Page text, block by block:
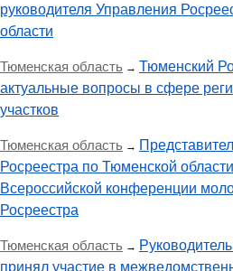
руководителя Управления
области
Тюменская область → Тюменский
актуальные вопросы в сфере
участков
Тюменская область →
Росреестра по Тюменской
Всероссийской конференции
Росреестра
Тюменская область →
принял участие в